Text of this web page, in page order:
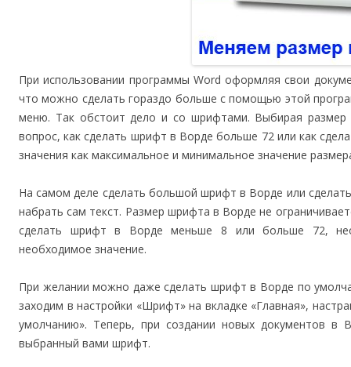
При использовании программы Word оформляя свои
что можно сделать гораздо больше с помощью этой
меню. Так обстоит дело и со шрифтами. Выбирая размер
вопрос, как сделать шрифт в Ворде больше 72 или как
значения как максимальное и минимальное значение
На самом деле сделать большой шрифт в Ворде или
набрать сам текст. Размер шрифта в Ворде не
сделать шрифт в Ворде меньше 8 или больше 72,
необходимое значение.
При желании можно даже сделать шрифт в Ворде по
заходим в настройки «Шрифт» на вкладке «Главная»,
умолчанию». Теперь, при создании новых документов в
выбранный вами шрифт.